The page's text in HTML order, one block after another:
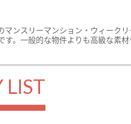
ンスリーマンション・ウィーク
。一般的な物件よりも高級な素
LIST